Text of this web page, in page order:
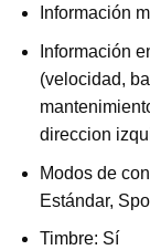
Información
Información
(velocidad,
direccion
Modos de
Estándar,
Timbre: Sí